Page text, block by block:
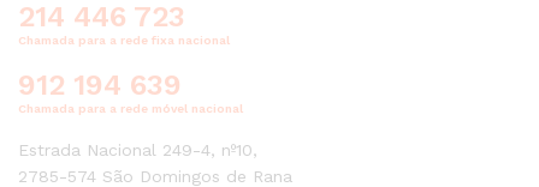
214 446 723
Chamada para a rede fixa nacional
912 194 639
Chamada para a rede móvel nacional
Estrada Nacional 249-4, nº10,
2785-574 São Domingos de Rana